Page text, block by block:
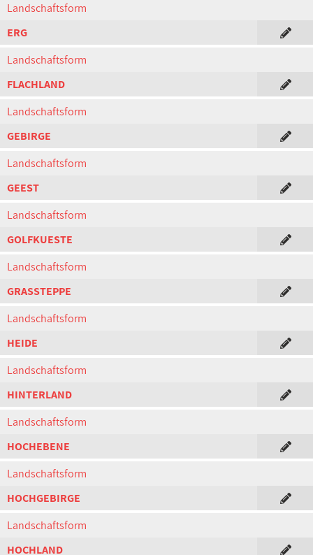
Landschaftsform
ERG
Landschaftsform
FLACHLAND
Landschaftsform
GEBIRGE
Landschaftsform
GEEST
Landschaftsform
GOLFKUESTE
Landschaftsform
GRASSTEPPE
Landschaftsform
HEIDE
Landschaftsform
HINTERLAND
Landschaftsform
HOCHEBENE
Landschaftsform
HOCHGEBIRGE
Landschaftsform
HOCHLAND